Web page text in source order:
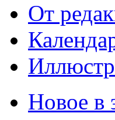
От
Новое в